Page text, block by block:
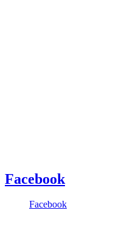
Facebook
Facebook